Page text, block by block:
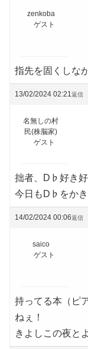
zenkoba
ゲスト
指先を固くしな
13/02/2024 02:21返信
名無しの村
民(株脳家)
ゲスト
拙者、D♭好き
今日もD♭をか
14/02/2024 00:06返信
saico
ゲスト
持ってる本（ピ
ねぇ！
きよしこの夜と